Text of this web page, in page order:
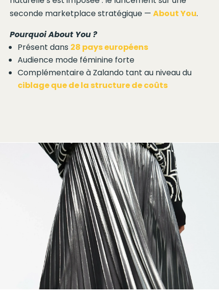
seconde marketplace stratégique — About You.
Pourquoi About You ?
Présent dans 28 pays européens
Audience mode féminine forte
Complémentaire à Zalando tant au niveau du
ciblage que de la structure de coûts